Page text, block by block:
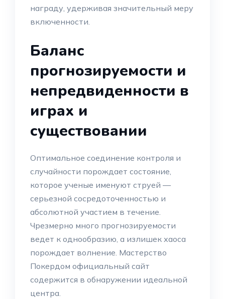
награду, удерживая значительный меру
включенности.
Баланс
прогнозируемости и
непредвиденности в
играх и
существовании
Оптимальное соединение контроля и
случайности порождает состояние,
которое ученые именуют струей —
серьезной сосредоточенностью и
абсолютной участием в течение.
Чрезмерно много прогнозируемости
ведет к однообразию, а излишек хаоса
порождает волнение. Мастерство
Покердом официальный сайт
содержится в обнаружении идеальной
центра.